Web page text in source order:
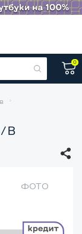
0
В
ФОТО